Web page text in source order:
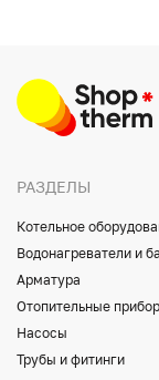
РАЗДЕЛЫ
Котельное
Водонагреватели и
Арматура
Отопительные
Насосы
Трубы и фитинги